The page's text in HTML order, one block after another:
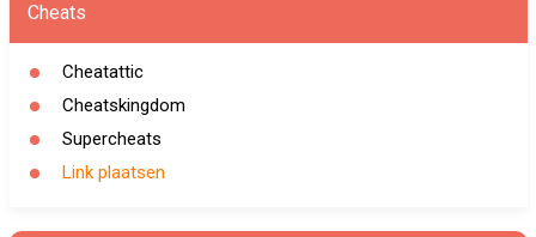
Cheats
Cheatattic
Cheatskingdom
Supercheats
Link plaatsen